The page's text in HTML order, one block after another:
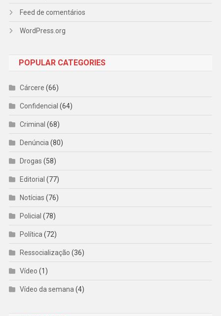
Feed de comentários
WordPress.org
POPULAR CATEGORIES
Cárcere (66)
Confidencial (64)
Criminal (68)
Denúncia(80)
Drogas (58)
Editorial (77)
Notícias (76)
Policial (78)
Política(72)
Ressocialização (36)
Vídeo (1)
Vídeo da semana(4)